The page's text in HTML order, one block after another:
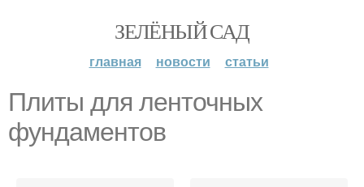
ЗЕЛЁНЫЙ САД
главная новости статьи
Плиты для ленточных
фундаментов